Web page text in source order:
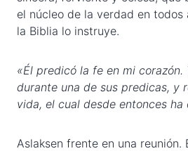
el núcleo de la verdad en todos
la Biblia lo instruye.
«Él predicó la fe en mi corazón.
durante una de sus predicas, y
vida, el cual desde entonces ha
Aslaksen frente en una reunión.